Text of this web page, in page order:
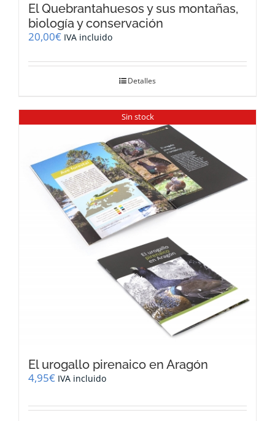
El Quebrantahuesos y sus montañas,
biología y conservación
20,00€ IVA incluido
Detalles
Sin stock
El urogallo pirenaico en Aragón
4,95€ IVA incluido